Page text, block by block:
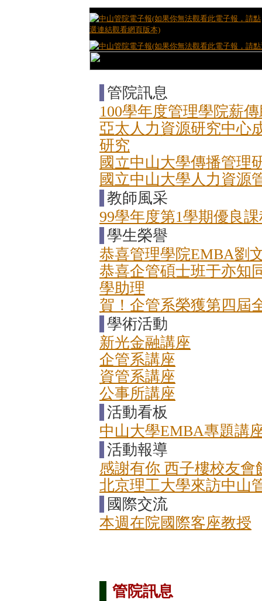
管院訊息
100學年度管理學院薪
亞太人力資源研究中心
研究
國立中山大學傳播管理
國立中山大學人力資源
教師風采
99學年度第1學期優良
學生榮譽
恭喜管理學院EMBA劉
恭喜企管碩士班于亦知
學助理
賀！企管系榮獲第四屆
學術活動
新光金融講座
企管系講座
資管系講座
公事所講座
活動看板
中山大學EMBA專題講
活動報導
感謝有你 西子樓校友會
北京理工大學來訪中山
國際交流
本週在院國際客座教授
管院訊息